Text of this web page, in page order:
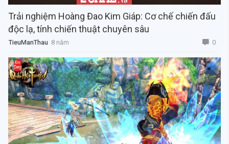
Trải nghiệm Hoàng Đao Kim Giáp: Cơ chế chiến đấu
độc lạ, tính chiến thuật chuyên sâu
TieuManThau 8 năm 0